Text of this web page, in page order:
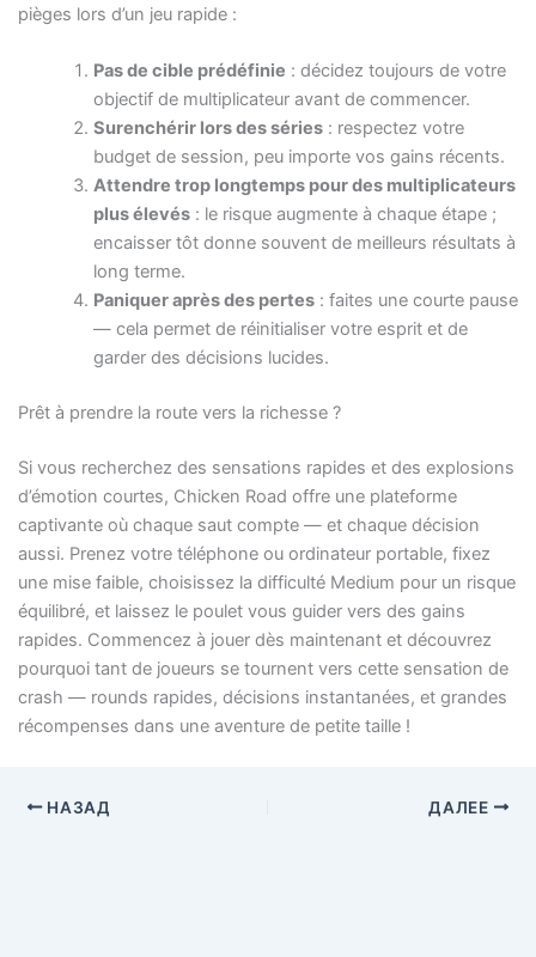
pièges lors d’un jeu rapide :
Pas de cible prédéfinie : décidez toujours de votre
objectif de multiplicateur avant de commencer.
Surenchérir lors des séries : respectez votre
budget de session, peu importe vos gains récents.
Attendre trop longtemps pour des multiplicateurs
plus élevés : le risque augmente à chaque étape ;
encaisser tôt donne souvent de meilleurs résultats à
long terme.
Paniquer après des pertes : faites une courte pause
— cela permet de réinitialiser votre esprit et de
garder des décisions lucides.
Prêt à prendre la route vers la richesse ?
Si vous recherchez des sensations rapides et des explosions
d’émotion courtes, Chicken Road offre une plateforme
captivante où chaque saut compte — et chaque décision
aussi. Prenez votre téléphone ou ordinateur portable, fixez
une mise faible, choisissez la difficulté Medium pour un risque
équilibré, et laissez le poulet vous guider vers des gains
rapides. Commencez à jouer dès maintenant et découvrez
pourquoi tant de joueurs se tournent vers cette sensation de
crash — rounds rapides, décisions instantanées, et grandes
récompenses dans une aventure de petite taille !
НАЗАД ДАЛЕЕ